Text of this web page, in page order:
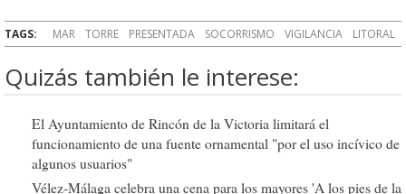
TAGS: MAR TORRE PRESENTADA SOCORRISMO VIGILANCIA LITORAL
Quizás también le interese:
El Ayuntamiento de Rincón de la Victoria limitará el
funcionamiento de una fuente ornamental "por el uso incívico de
algunos usuarios"
Vélez-Málaga celebra una cena para los mayores 'A los pies de la